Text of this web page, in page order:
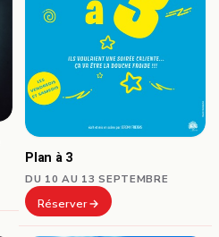
Plan à 3
DU 10 AU 13 SEPTEMBRE
Réserver